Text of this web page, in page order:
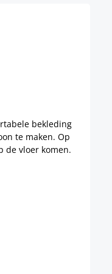
bekleding
te maken. Op
de vloer komen.